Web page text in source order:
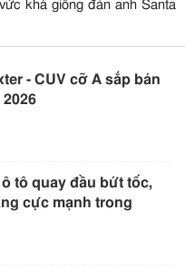
khá giống đàn anh Santa
- CUV cỡ A sắp bán
2026
tô quay đầu bứt tốc,
cực mạnh trong